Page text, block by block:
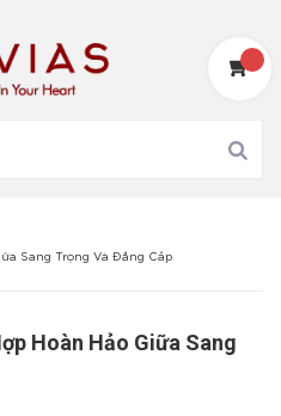
Sang Trọng Và Đẳng Cấp
Hoàn Hảo Giữa Sang